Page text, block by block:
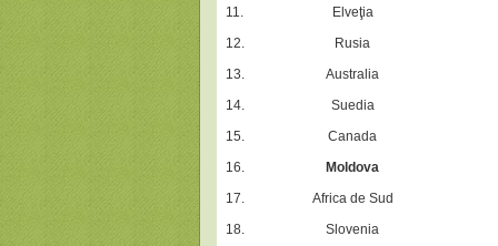
11.
Elveţia
12.
Rusia
13.
Australia
14.
Suedia
15.
Canada
16.
Moldova
17.
Africa de Sud
18.
Slovenia